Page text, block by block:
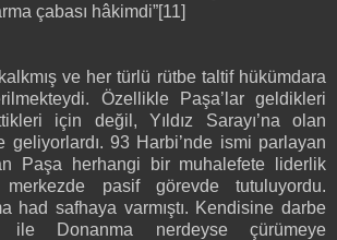
çabası hâkimdi”[11]
ve her türlü rütbe taltif hükümdara
Özellikle Paşa’lar geldikleri
için değil, Yıldız Sarayı’na olan
geliyorlardı. 93 Harbi’nde ismi parlayan
Paşa herhangi bir muhalefete liderlik
merkezde pasif görevde tutuluyordu.
had safhaya varmıştı. Kendisine darbe
ile Donanma nerdeyse çürümeye